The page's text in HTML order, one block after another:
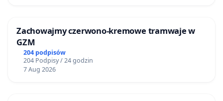
Zachowajmy czerwono-kremowe tramwaje w
GZM
204 podpisów
204 Podpisy / 24 godzin
7 Aug 2026